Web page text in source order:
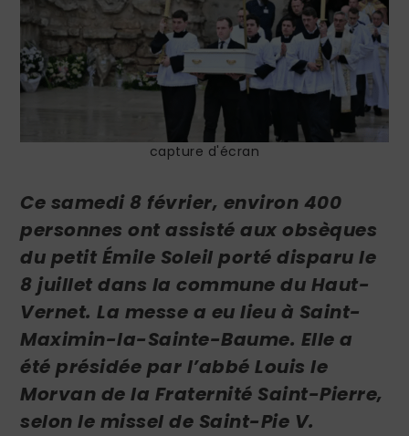
capture d'écran
Ce samedi 8 février, environ 400
personnes ont assisté aux obsèques
du petit Émile Soleil porté disparu le
8 juillet dans la commune du Haut-
Vernet. La messe a eu lieu à Saint-
Maximin-la-Sainte-Baume. Elle a
été présidée par l’abbé Louis le
Morvan de la Fraternité Saint-Pierre,
selon le missel de Saint-Pie V.